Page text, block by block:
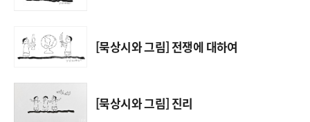
[묵상시와 그림] 전쟁에 대하여
[묵상시와 그림] 진리